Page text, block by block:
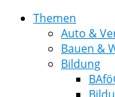
Themen
Auto &
Bauen &
Bildung